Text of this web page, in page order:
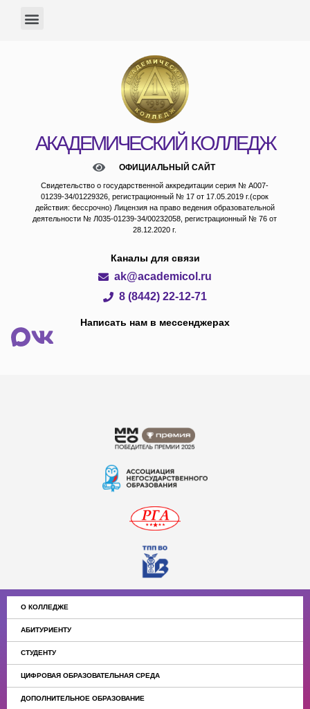
АКАДЕМИЧЕСКИЙ КОЛЛЕДЖ
ОФИЦИАЛЬНЫЙ САЙТ
Свидетельство о государственной аккредитации серия № А007-
01239-34/01229326, регистрационный № 17 от 17.05.2019 г.(срок
действия: бессрочно) Лицензия на право ведения образовательной
деятельности № Л035-01239-34/00232058, регистрационный № 76 от
28.12.2020 г.
Каналы для связи
ak@academicol.ru
8 (8442) 22-12-71
Написать нам в мессенджерах
О КОЛЛЕДЖЕ
АБИТУРИЕНТУ
СТУДЕНТУ
ЦИФРОВАЯ ОБРАЗОВАТЕЛЬНАЯ СРЕДА
ДОПОЛНИТЕЛЬНОЕ ОБРАЗОВАНИЕ